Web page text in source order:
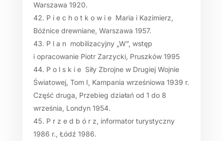
Warszawa 1920.
P i e c h o t k o w i e Maria i Kazimierz,
Bóźnice drewniane, Warszawa 1957.
P l a n mobilizacyjny „W”, wstęp
i opracowanie Piotr Zarzycki, Pruszków 1995
P o l s k i e Siły Zbrojne w Drugiej Wojnie
Światowej, Tom I, Kampania wrześniowa 1939 r.
Część druga, Przebieg działań od 1 do 8
września, Londyn 1954.
P r z e d b ó r z, informator turystyczny
1986 r., Łódź 1986.